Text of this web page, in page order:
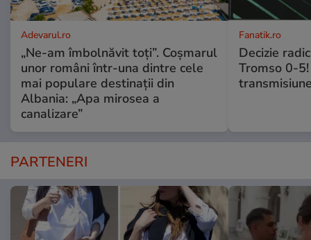
Adevarul.ro
„Ne-am îmbolnăvit toți”. Coșmarul
unor români într-una dintre cele
mai populare destinații din
Albania: „Apa mirosea a
canalizare”
Fanatik.ro
Decizie
Tromso 0-
PARTENERI